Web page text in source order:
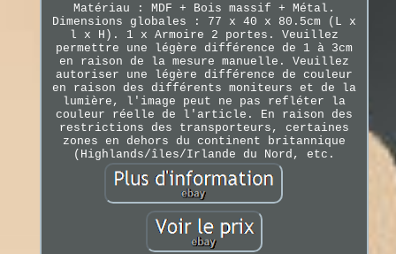
Matériau : MDF + Bois massif + Métal.
Dimensions globales : 77 x 40 x 80.5cm (L x
l x H). 1 x Armoire 2 portes. Veuillez
permettre une légère différence de 1 à 3cm
en raison de la mesure manuelle. Veuillez
autoriser une légère différence de couleur
en raison des différents moniteurs et de la
lumière, l'image peut ne pas refléter la
couleur réelle de l'article. En raison des
restrictions des transporteurs, certaines
zones en dehors du continent britannique
(Highlands/îles/Irlande du Nord, etc.